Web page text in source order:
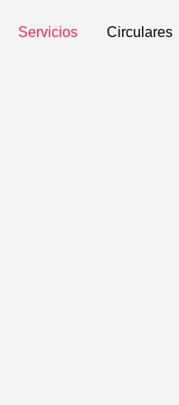
Servicios Circulares